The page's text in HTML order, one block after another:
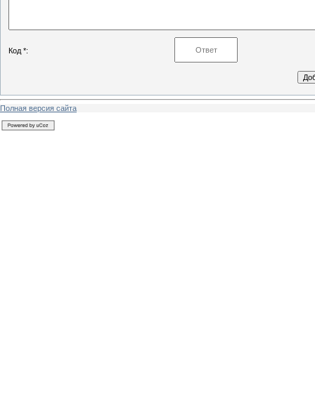
Код *:
Полная версия сайта